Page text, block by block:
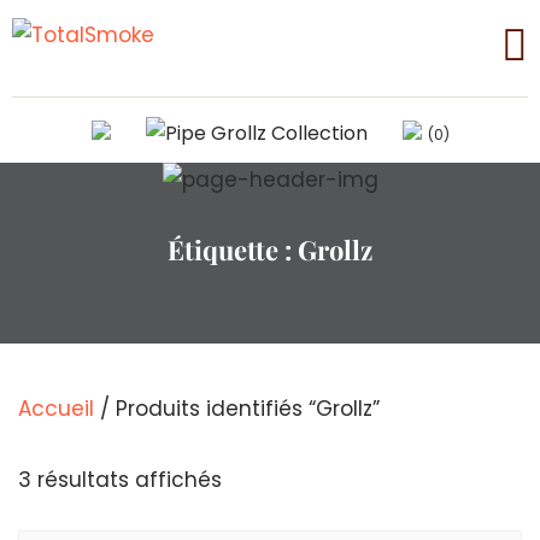
(0)
Étiquette : Grollz
Accueil / Produits identifiés “Grollz”
3 résultats affichés